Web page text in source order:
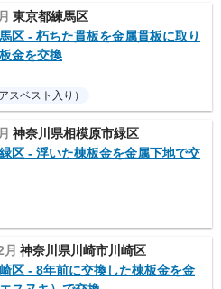
東京都練馬区
区 - 朽ちた貫板を金属貫板に取り
金を交換
スベスト入り）
神奈川県相模原市緑区
区 - 浮いた棟板金を金属下地で交
神奈川県川崎市川崎区
区 - 8年前に交換した棟板金を金